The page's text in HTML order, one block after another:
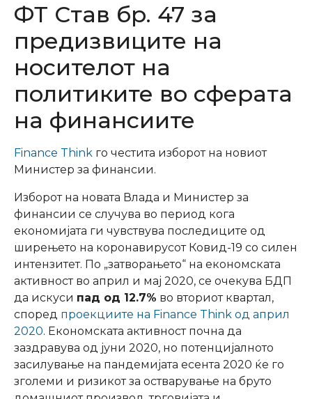
ФТ Став бр. 47 за
предизвиците на
носителот на
политиките во сферата
на финансиите
Finance Think го честита изборот на новиот
Министер за финансии.
Изборот на новата Влада и Министер за
финансии се случува во период кога
економијата ги чувствува последиците од
ширењето на коронавирусот Ковид-19 со силен
интензитет. По „затворањето“ на економската
активност во април и мај 2020, се очекува БДП
да искуси пад од 12.7% во вториот квартал,
според проекциите на Finance Think од април
2020. Економската активност почна да
заздравува од јуни 2020, но потенцијалното
засилување на пандемијата есента 2020 ќе го
зголеми и ризикот за остварување на бруто